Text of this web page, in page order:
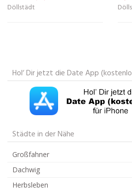
Döllstädt
Hol‘ Dir jetzt die Date App
Städte in der Nähe
Großfahner
Dachwig
Herbsleben